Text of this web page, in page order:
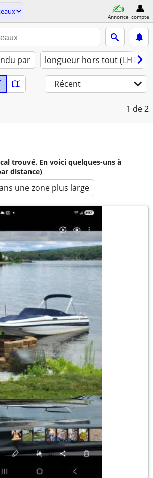
Annonce compte
par longueur hors tout (LHT)
Récent
1 de 2
trouvé. En voici quelques-uns à
distance)
une zone plus large